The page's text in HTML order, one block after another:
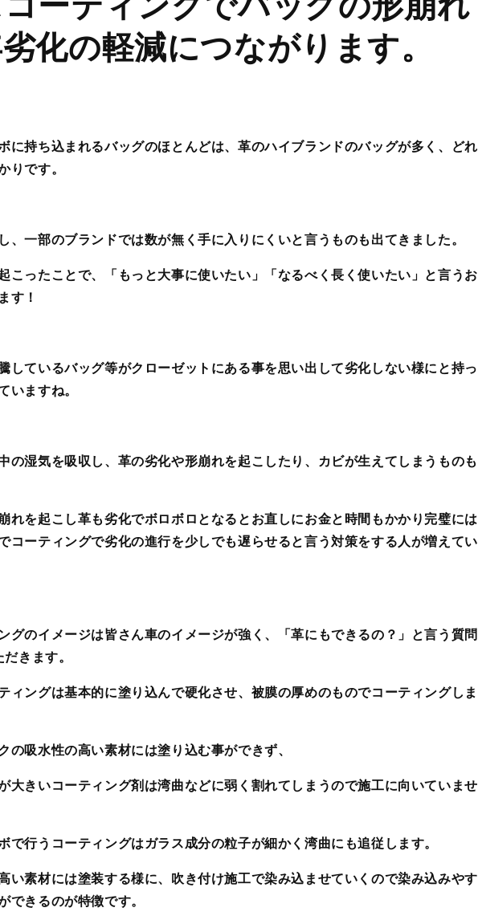
化の軽減につながります。
に持ち込まれるバッグのほとんどは、革のハイブランドのバッグが多く、どれ
りです。
、一部のブランドでは数が無く手に入りにくいと言うものも出てきました。
こったことで、「もっと大事に使いたい」「なるべく長く使いたい」と言うお
す！
しているバッグ等がクローゼットにある事を思い出して劣化しない様にと持っ
いますね。
の湿気を吸収し、革の劣化や形崩れを起こしたり、カビが生えてしまうものも
れを起こし革も劣化でボロボロとなるとお直しにお金と時間もかかり完璧には
コーティングで劣化の進行を少しでも遅らせると言う対策をする人が増えてい
グのイメージは皆さん車のイメージが強く、「革にもできるの？」と言う質問
きます。
ィングは基本的に塗り込んで硬化させ、被膜の厚めのものでコーティングしま
の吸水性の高い素材には塗り込む事ができず、
大きいコーティング剤は湾曲などに弱く割れてしまうので施工に向いていませ
で行うコーティングはガラス成分の粒子が細かく湾曲にも追従します。
い素材には塗装する様に、吹き付け施工で染み込ませていくので染み込みやす
できるのが特徴です。